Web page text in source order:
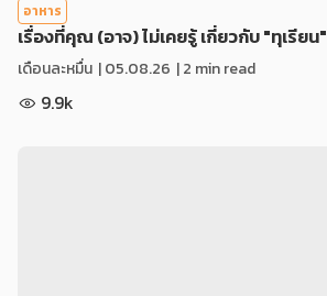
อาหาร
เรื่องที่คุณ (อาจ) ไม่เคยรู้ เกี่ยวกับ "ทุเรียน"
เดือนละหมื่น |05.08.26 | 2 min read
9.9k